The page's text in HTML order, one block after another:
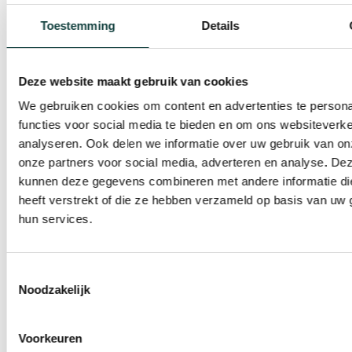
Toestemming Details
Deze website maakt gebruik van cookies
We gebruiken cookies om content en advertenties te
functies voor social media te bieden en om ons
analyseren. Ook delen we informatie over uw gebruik van
onze partners voor social media, adverteren en analyse.
kunnen deze gegevens combineren met andere informatie
heeft verstrekt of die ze hebben verzameld op basis van uw
hun services.
Noodzakelijk
Voorkeuren
direct comfort op en kan financieel
aantrekkelijker worden met […]